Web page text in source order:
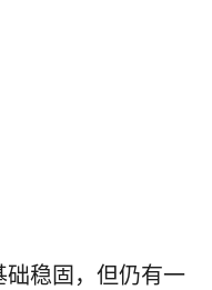
础稳固，但仍有一